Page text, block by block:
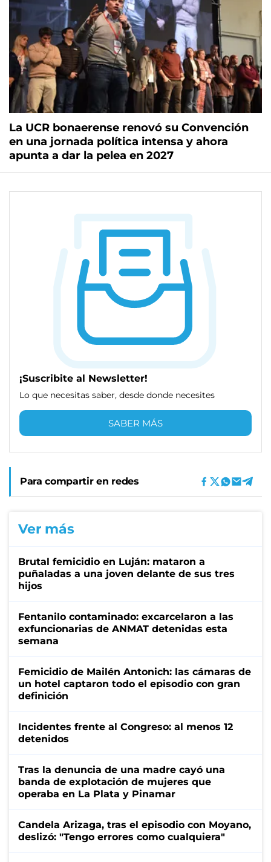
La UCR bonaerense renovó su Convención
en una jornada política intensa y ahora
apunta a dar la pelea en 2027
¡Suscribite al Newsletter!
Lo que necesitas saber, desde donde necesites
SABER MÁS
Para compartir en redes
Ver más
Brutal femicidio en Luján: mataron a
puñaladas a una joven delante de sus tres
hijos
Fentanilo contaminado: excarcelaron a las
exfuncionarias de ANMAT detenidas esta
semana
Femicidio de Mailén Antonich: las cámaras de
un hotel captaron todo el episodio con gran
definición
Incidentes frente al Congreso: al menos 12
detenidos
Tras la denuncia de una madre cayó una
banda de explotación de mujeres que
operaba en La Plata y Pinamar
Candela Arizaga, tras el episodio con Moyano,
deslizó: "Tengo errores como cualquiera"